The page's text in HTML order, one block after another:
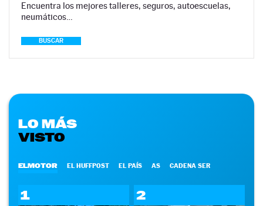
Encuentra los mejores talleres, seguros, autoescuelas,
neumáticos…
BUSCAR
LO MÁS
VISTO
ELMOTOR EL HUFFPOST EL PAÍS AS CADENA SER
1 2